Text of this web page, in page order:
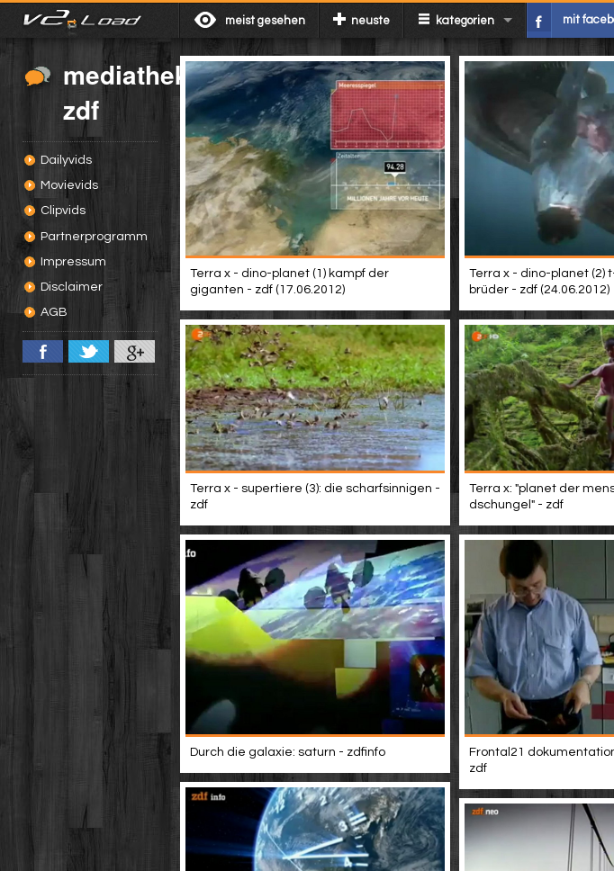
meist gesehen neuste kategorien mit
mediathek
zdf
Dailyvids
Movievids
Clipvids
Partnerprogramm
Impressum
Disclaimer
AGB
Terra x - dino-planet (1) kampf der
giganten - zdf (17.06.2012)
Terra x - dino-planet (2)
brüder - zdf (24.06.2012)
Terra x - supertiere (3): die scharfsinnigen -
zdf
Terra x: "planet der
dschungel" - zdf
Durch die galaxie: saturn - zdfinfo
Frontal21
zdf